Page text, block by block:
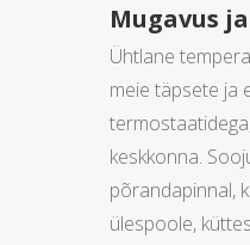
Mugavus
Ühtlane
meie täpsete ja
keskkonna.
põrandapinnal,
ülespoole,